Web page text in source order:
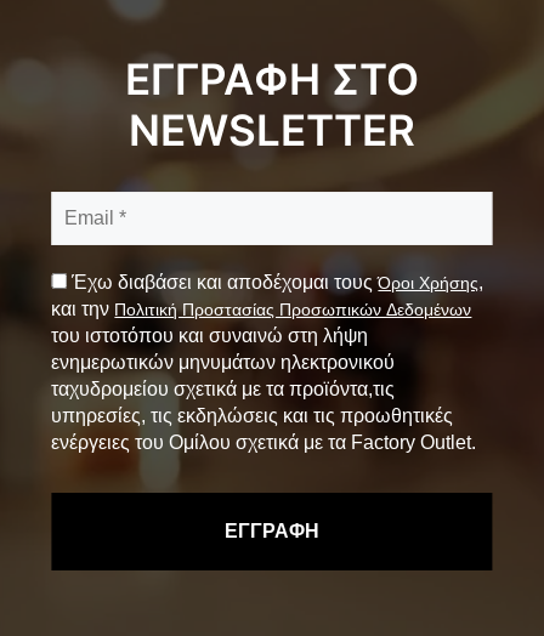
ΕΓΓΡΑΦΗ ΣΤΟ
NEWSLETTER
Έχω διαβάσει και αποδέχομαι τουςΌροι Χρήσης,
και την Πολιτική Προστασίας Προσωπικών Δεδομένων
του ιστοτόπου και συναινώ στη λήψη
ενημερωτικών μηνυμάτων ηλεκτρονικού
ταχυδρομείου σχετικά με τα προϊόντα,τις
υπηρεσίες, τις εκδηλώσεις και τις προωθητικές
ενέργειες του Ομίλου σχετικά με τα Factory Outlet.